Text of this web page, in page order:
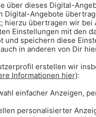
nicht schnell genug
gebildet wird.
der Durchreise sind
96.3 als erster
eine
durchgeben.
Arbeit zu